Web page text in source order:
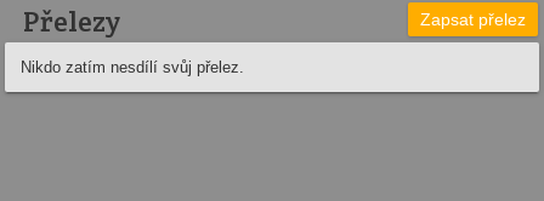
Přelezy Zapsat přelez
Nikdo zatím nesdílí svůj přelez.